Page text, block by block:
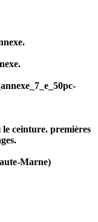
ceinture. premières
Marne)